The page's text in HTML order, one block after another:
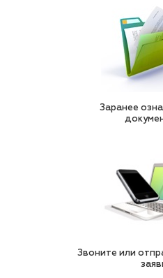
Заранее
Звоните или